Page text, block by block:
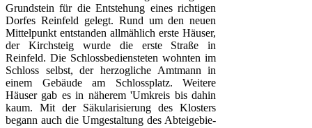
Grund­stein für die Entstehung eines richtigen
Dorfes Reinfeld gelegt. Rund um den neuen
Mit­telpunkt entstanden allmählich erste Häuser,
der Kirchsteig wurde die erste Straße in
Reinfeld. Die Schlossbediensteten wohnten im
Schloss selbst, der herzog­liche Amtmann in
einem Gebäude am Schloss­platz. Weitere
Häuser gab es in näherem 'Umkreis bis dahin
kaum. Mit der Säkularisierung des Klosters
begann auch die Umgestaltung des Abteigebie­